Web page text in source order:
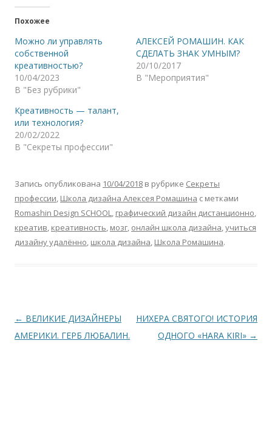
Похожее
Можно ли управлять
собственной
креативностью?
10/04/2023
В "Без рубрики"
АЛЕКСЕЙ РОМАШИН. КАК
СДЕЛАТЬ ЗНАК УМНЫМ?
20/10/2017
В "Мероприятия"
Креативность — талант,
или технология?
20/02/2022
В "Секреты профессии"
Запись опубликована 10/04/2018 в рубрике Секреты
профессии, Школа дизайна Алексея Ромашина с метками
Romashin Design SCHOOL, графический дизайн дистанционно,
креатив, креативность, мозг, онлайн школа дизайна,учиться
дизайну удалённо, школа дизайна, Школа Ромашина.
Навигация
по
← ВЕЛИКИЕ ДИЗАЙНЕРЫ
АМЕРИКИ. ГЕРБ ЛЮБАЛИН.
НИХЕРА СВЯТОГО! ИСТОРИЯ
ОДНОГО «HARA KIRI» →